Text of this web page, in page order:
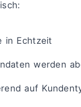
in Echtzeit
werden
auf